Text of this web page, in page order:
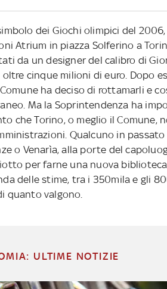
dei Giochi olimpici del
Atrium in piazza Solferino a
da un designer del calibro di
cinque milioni di euro. Dopo
ha deciso di rottamarli e
Ma la Soprintendenza ha
che Torino, o meglio il Comune,
Qualcuno in
o Venarìa, alla porte del
per farne una nuova
delle stime, tra i 350mila e gli
quanto valgono.
ULTIME NOTIZIE